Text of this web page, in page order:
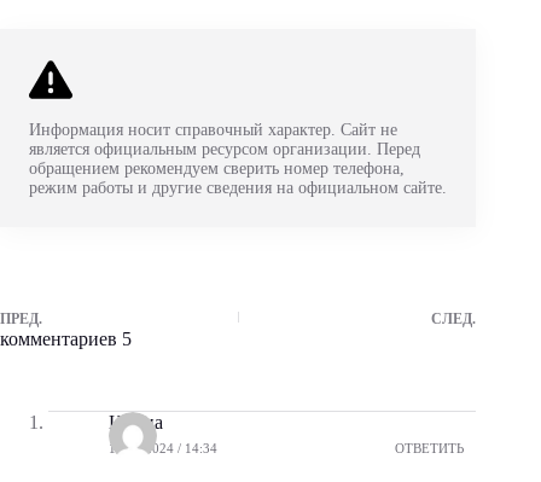
Информация носит справочный характер. Сайт не
является официальным ресурсом организации. Перед
обращением рекомендуем сверить номер телефона,
режим работы и другие сведения на официальном сайте.
ПРЕД. СЛЕД.
комментариев 5
Ирина
17.06.2024 / 14:34 ОТВЕТИТЬ